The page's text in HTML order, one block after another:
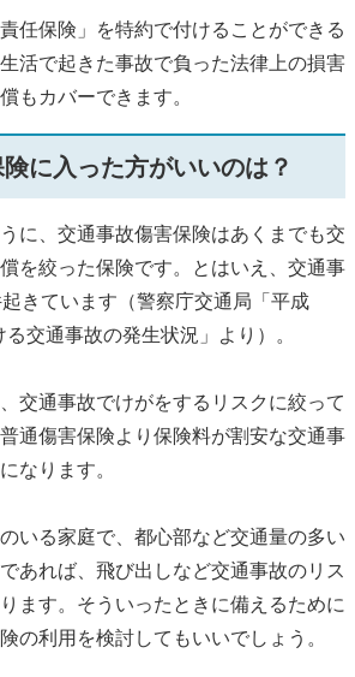
任保険」を特約で付けることができる
活で起きた事故で負った法律上の損害
もカバーできます。
に入った方がいいのは？
に、交通事故傷害保険はあくまでも交
を絞った保険です。とはいえ、交通事
きています（警察庁交通局「平成
交通事故の発生状況」より）。
交通事故でけがをするリスクに絞って
通傷害保険より保険料が割安な交通事
なります。
いる家庭で、都心部など交通量の多い
あれば、飛び出しなど交通事故のリス
ます。そういったときに備えるために
の利用を検討してもいいでしょう。